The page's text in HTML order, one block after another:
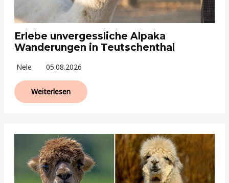
Erlebe unvergessliche Alpaka
Wanderungen in Teutschenthal
Nele 05.08.2026
Weiterlesen